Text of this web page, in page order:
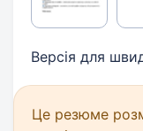
Версія для
Це резюме